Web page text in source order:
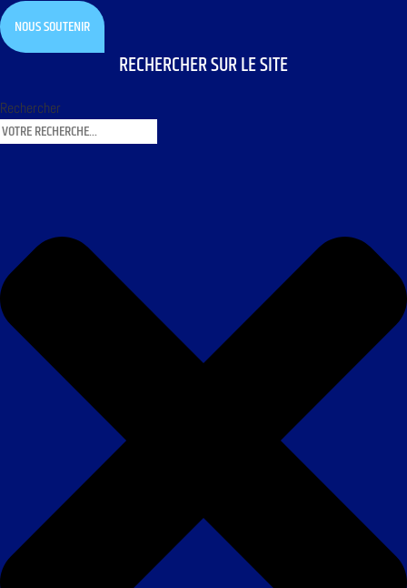
NOUS SOUTENIR
RECHERCHER SUR LE SITE
Rechercher